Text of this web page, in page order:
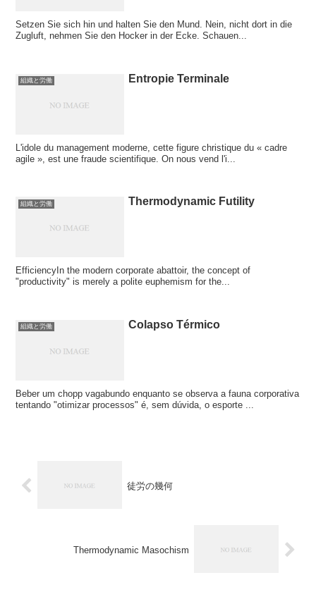
Setzen Sie sich hin und halten Sie den Mund. Nein, nicht dort in die
Zugluft, nehmen Sie den Hocker in der Ecke. Schauen...
組織と労働 Entropie Terminale
L'idole du management moderne, cette figure christique du « cadre
agile », est une fraude scientifique. On nous vend l'i...
組織と労働 Thermodynamic Futility
EfficiencyIn the modern corporate abattoir, the concept of
"productivity" is merely a polite euphemism for the...
組織と労働 Colapso Térmico
Beber um chopp vagabundo enquanto se observa a fauna corporativa
tentando "otimizar processos" é, sem dúvida, o esporte ...
徒労の幾何
Thermodynamic Masochism